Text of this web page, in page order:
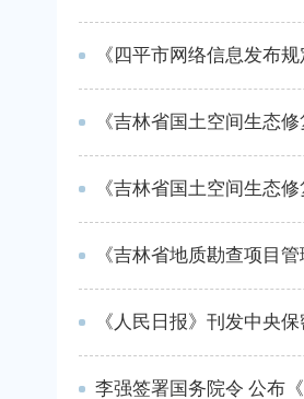
《四平市网络信息发布
《吉林省国土空间生态
《吉林省国土空间生态
《吉林省地质勘查项目
《人民日报》刊发中央
李强签署国务院令 公布